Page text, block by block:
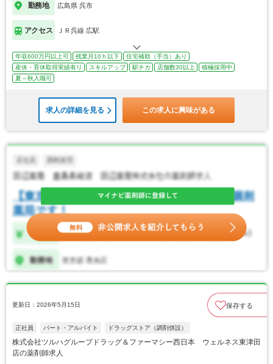
勤務地 広島県 呉市
アクセス ＪＲ呉線 広駅
年収600万円以上可 残業月10ｈ以下
住宅補助（手当）あり
産休・育休取得実績有り
スキルアップ 駅チカ 店舗数30以上
積極採用中
夏～秋入職可
求人の詳細を見る この求人に興味がある
更新日：2026年5月15日 保存する
正社員 パート・アルバイト ドラッグストア（調剤併設）
株式会社ツルハグループドラッグ＆ファーマシー西日本 ウェルネス東津田
店の薬剤師求人